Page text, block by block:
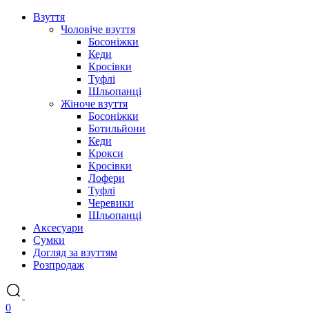
Взуття
Чоловіче взуття
Босоніжки
Кеди
Кросівки
Туфлі
Шльопанці
Жіноче взуття
Босоніжки
Ботильйони
Кеди
Крокси
Кросівки
Лофери
Туфлі
Черевики
Шльопанці
Аксесуари
Сумки
Догляд за взуттям
Розпродаж
0